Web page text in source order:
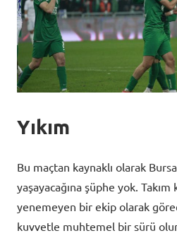
Yıkım
Bu maçtan kaynaklı olarak
yaşayacağına şüphe yok.
yenemeyen bir ekip olarak
kuvvetle muhtemel bir sürü